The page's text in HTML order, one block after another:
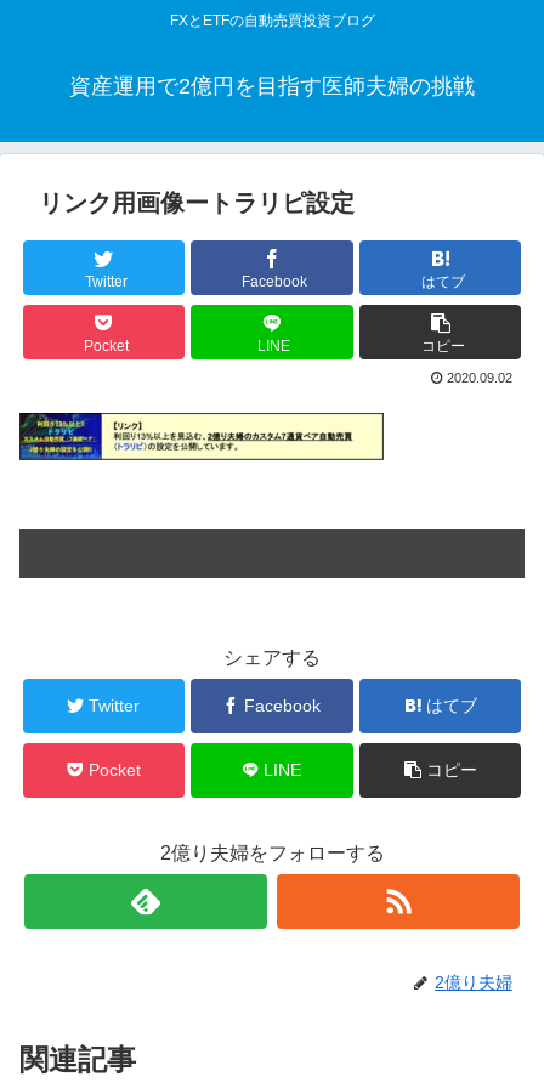
FXとETFの自動売買投資ブログ
資産運用で2億円を目指す医師夫婦の挑戦
リンク用画像ートラリピ設定
Twitter Facebook はてブ
Pocket LINE コピー
2020.09.02
シェアする
Twitter Facebook はてブ
Pocket LINE コピー
2億り夫婦をフォローする
2億り夫婦
関連記事